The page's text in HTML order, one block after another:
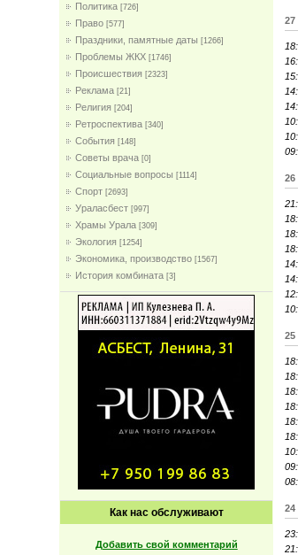
Политика [726]
Право [577]
Праздники, памятные даты [1266]
Проблемы ЖКХ [1746]
Проиcшествия [2323]
Реклама [21]
Религия [204]
Ретроспектива [340]
События [148]
Советы врача [0]
Социальные вопросы [1114]
Спорт [2693]
Ураласбест [997]
Храмы Урала [309]
Экология [1254]
Экономика, производство [1567]
История комбината [3]
Как нас обслуживают
Добавить свой комментарий
26
25
24